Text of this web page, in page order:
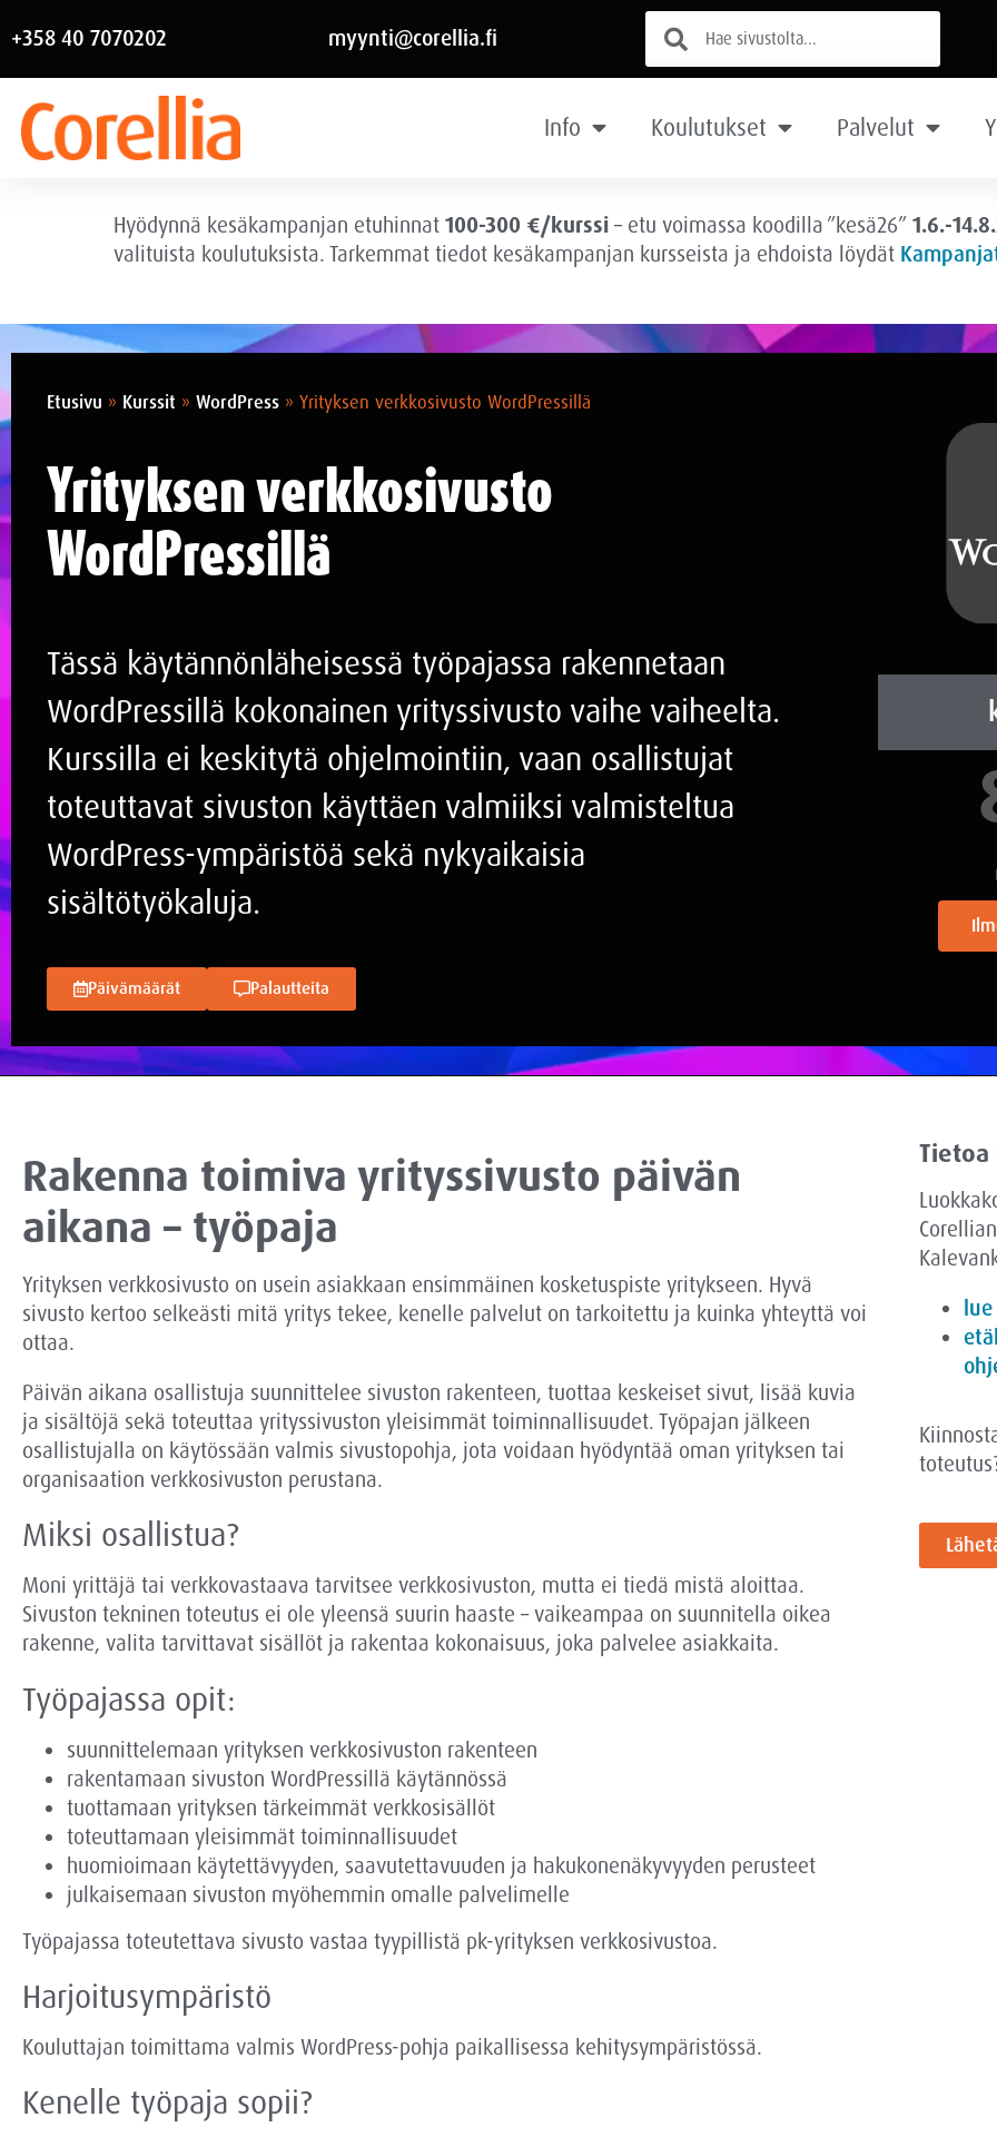
+358 40 7070202 myynti@corellia.fi
Info Koulutukset Palvelut
Hyödynnä kesäkampanjan etuhinnat 100-300 €/kurssi – etu voimassa koodilla ”kesä26” 1.6.-
valituista koulutuksista. Tarkemmat tiedot kesäkampanjan kursseista ja ehdoista löydät
Etusivu » Kurssit » WordPress » Yrityksen verkkosivusto WordPressillä
Yrityksen verkkosivusto
WordPressillä
Tässä käytännönläheisessä työpajassa rakennetaan
WordPressillä kokonainen yrityssivusto vaihe vaiheelta.
Kurssilla ei keskitytä ohjelmointiin, vaan osallistujat
toteuttavat sivuston käyttäen valmiiksi valmisteltua
WordPress-ympäristöä sekä nykyaikaisia
sisältötyökaluja.
Päivämäärät Palautteita
Rakenna toimiva yrityssivusto päivän
aikana – työpaja
Yrityksen verkkosivusto on usein asiakkaan ensimmäinen kosketuspiste yritykseen. Hyvä
sivusto kertoo selkeästi mitä yritys tekee, kenelle palvelut on tarkoitettu ja kuinka yhteyttä voi
ottaa.
Päivän aikana osallistuja suunnittelee sivuston rakenteen, tuottaa keskeiset sivut, lisää kuvia
ja sisältöjä sekä toteuttaa yrityssivuston yleisimmät toiminnallisuudet. Työpajan jälkeen
osallistujalla on käytössään valmis sivustopohja, jota voidaan hyödyntää oman yrityksen tai
organisaation verkkosivuston perustana.
Miksi osallistua?
Moni yrittäjä tai verkkovastaava tarvitsee verkkosivuston, mutta ei tiedä mistä aloittaa.
Sivuston tekninen toteutus ei ole yleensä suurin haaste – vaikeampaa on suunnitella oikea
rakenne, valita tarvittavat sisällöt ja rakentaa kokonaisuus, joka palvelee asiakkaita.
Työpajassa opit:
suunnittelemaan yrityksen verkkosivuston rakenteen
rakentamaan sivuston WordPressillä käytännössä
tuottamaan yrityksen tärkeimmät verkkosisällöt
toteuttamaan yleisimmät toiminnallisuudet
huomioimaan käytettävyyden, saavutettavuuden ja hakukonenäkyvyyden perusteet
julkaisemaan sivuston myöhemmin omalle palvelimelle
Työpajassa toteutettava sivusto vastaa tyypillistä pk-yrityksen verkkosivustoa.
Harjoitusympäristö
Kouluttajan toimittama valmis WordPress-pohja paikallisessa kehitysympäristössä.
Kenelle työpaja sopii?